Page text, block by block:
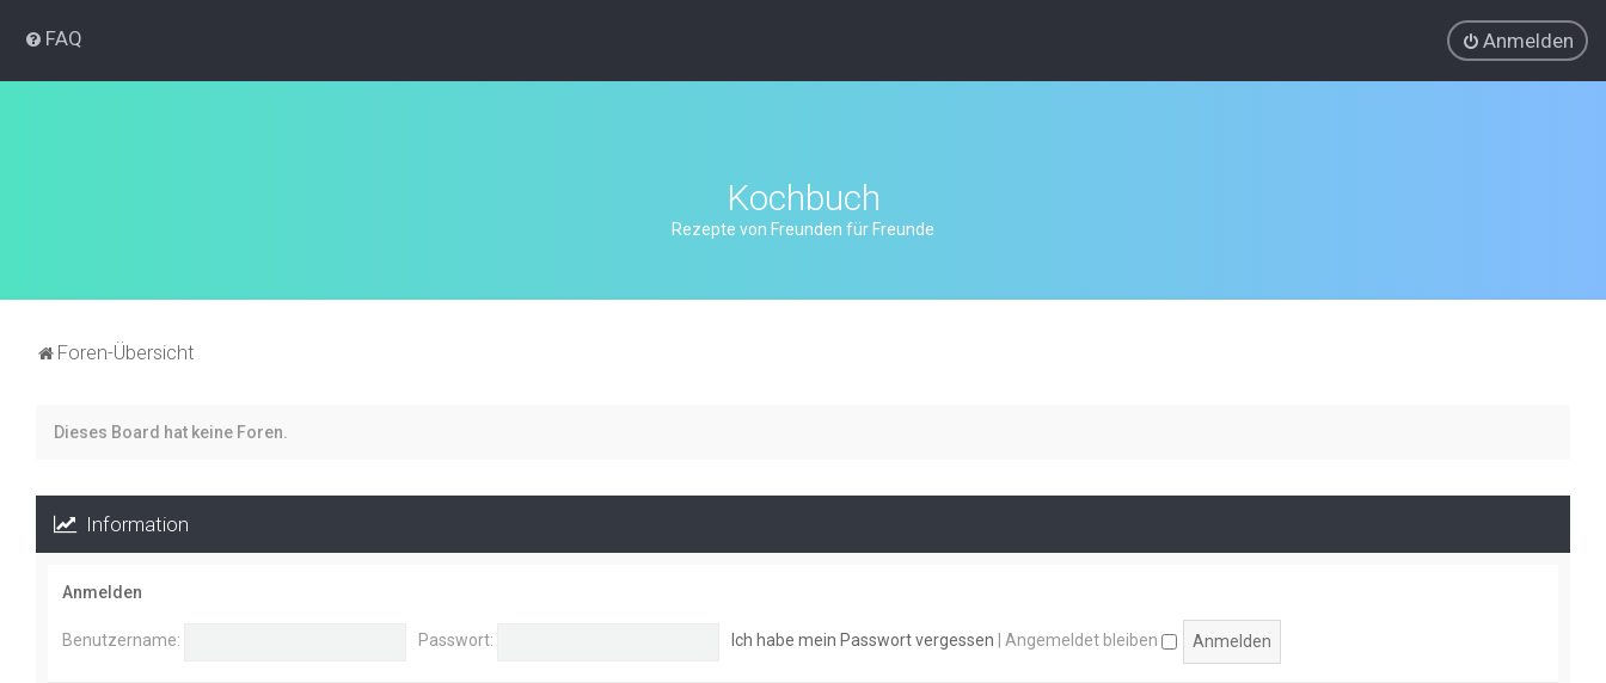
FAQ Anmelden
Kochbuch
Rezepte von Freunden für Freunde
Foren-Übersicht
Dieses Board hat keine Foren.
Information
Anmelden
Benutzername: Passwort: Ich habe mein Passwort vergessen Angemeldet bleiben